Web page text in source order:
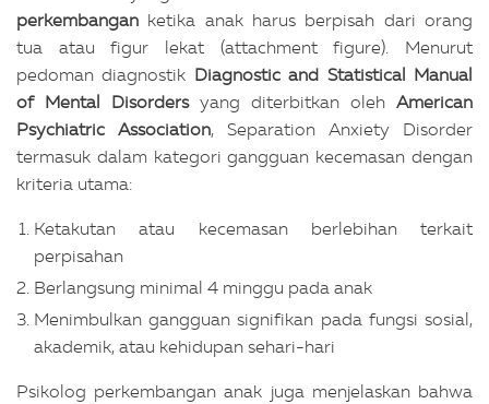
perkembangan ketika anak harus berpisah dari orang
tua atau figur lekat (attachment figure). Menurut
pedoman diagnostik Diagnostic and Statistical Manual
of Mental Disordersyang diterbitkan oleh American
Psychiatric Association, Separation Anxiety Disorder
termasuk dalam kategori gangguan kecemasan dengan
kriteria utama:
Ketakutan atau kecemasan berlebihan terkait
perpisahan
Berlangsung minimal 4 minggu pada anak
Menimbulkan gangguan signifikan pada fungsi sosial,
akademik, atau kehidupan sehari-hari
Psikolog perkembangan anak juga menjelaskan bahwa